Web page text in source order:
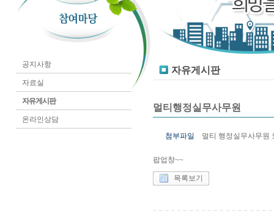
공지사항
자료실
자유게시판
온라인상담
자유게시판
멀티행정실무사무원
첨부파일 멀티 행정실무사무원
팝업창~~
목록보기